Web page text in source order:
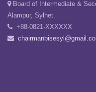
Board of Intermediate &
Alampur, Sylhet.
+88-0821-XXXXXX